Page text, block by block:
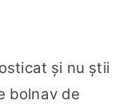
și nu știi
bolnav de